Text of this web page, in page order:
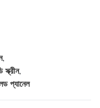
,
,
প্যানেল